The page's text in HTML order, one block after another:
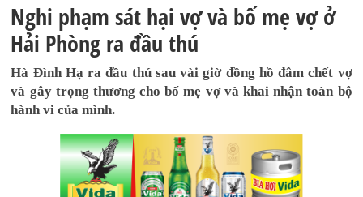
Nghi phạm sát hại vợ và bố mẹ vợ ở
Hải Phòng ra đầu thú
Hà Đình Hạ ra đầu thú sau vài giờ đồng hồ đâm chết vợ
và gây trọng thương cho bố mẹ vợ và khai nhận toàn bộ
hành vi của mình.